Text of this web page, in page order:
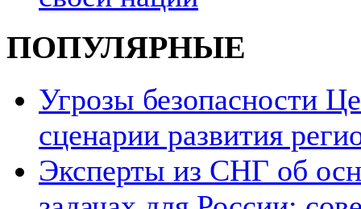
ПОПУЛЯРНЫЕ
Угрозы безопасности
сценарии развития
Эксперты из СНГ об